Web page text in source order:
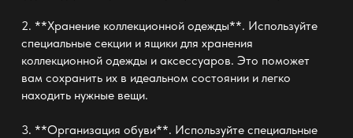
2. **Хранение коллекционной одежды**. Используйте
специальные секции и ящики для хранения
коллекционной одежды и аксессуаров. Это поможет
вам сохранить их в идеальном состоянии и легко
находить нужные вещи.
3. **Организация обуви**. Используйте специальные